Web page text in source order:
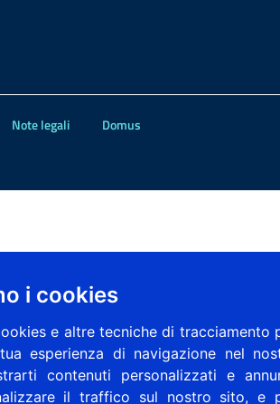
i cookies
e altre tecniche di tracciamento
esperienza di navigazione nel
contenuti personalizzati e
il traffico sul nostro sito, e
Note legali Domus